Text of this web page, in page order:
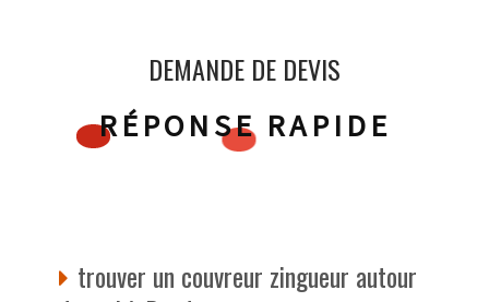
DEMANDE DE DEVIS
RÉPONSE RAPIDE
trouver un couvreur zingueur autour